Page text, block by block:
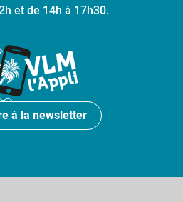
et de 14h à 17h30.
à la newsletter